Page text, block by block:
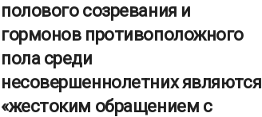
полового созревания и
гормонов противоположного
пола среди
несовершеннолетних являются
«жестоким обращением с